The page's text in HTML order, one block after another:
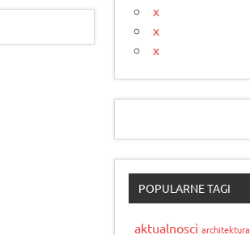
x
x
x
POPULARNE TAGI
aktualnosci architektura